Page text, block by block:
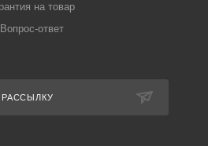
на товар
Вопрос-ответ